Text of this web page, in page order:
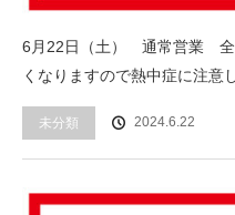
6月22日（土） 通常営業
くなりますので熱中症に注意
未分類 2024.6.22